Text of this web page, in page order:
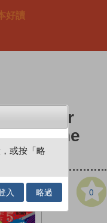
好讀
Lower
The
0
或按「略
入 略過